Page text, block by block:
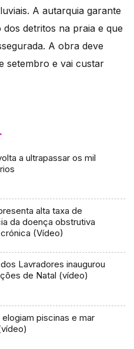
A autarquia garante
detritos na praia e que
A obra deve
setembro e vai custar
a ultrapassar os mil
alta taxa de
da doença obstrutiva
pulmonar crónica (Vídeo)
Lavradores inaugurou
de Natal (vídeo)
elogiam piscinas e mar